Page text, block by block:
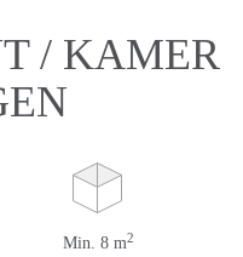
/ KAMER
Min. 8 m2